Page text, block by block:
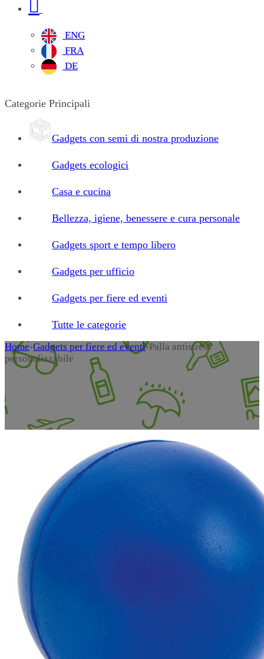
ENG
FRA
DE
Categorie Principali
Gadgets con semi di nostra produzione
Gadgets ecologici
Casa e cucina
Bellezza, igiene, benessere e cura personale
Gadgets sport e tempo libero
Gadgets per ufficio
Gadgets per fiere ed eventi
Tutte le categorie
Home›Gadgets per fiere ed eventi›Palla antistress
personalizzabile